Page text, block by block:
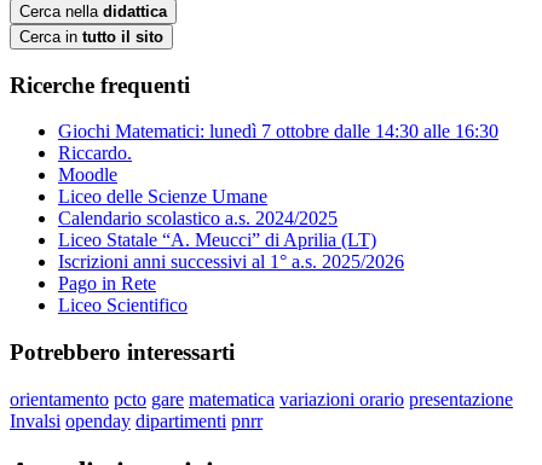
Cerca nella didattica
Cerca in tutto il sito
Ricerche frequenti
Giochi Matematici: lunedì 7 ottobre dalle 14:30 alle 16:30
Riccardo.
Moodle
Liceo delle Scienze Umane
Calendario scolastico a.s. 2024/2025
Liceo Statale “A. Meucci” di Aprilia (LT)
Iscrizioni anni successivi al 1° a.s. 2025/2026
Pago in Rete
Liceo Scientifico
Potrebbero interessarti
orientamento pcto gare matematica variazioni orario presentazione
Invalsi openday dipartimenti pnrr